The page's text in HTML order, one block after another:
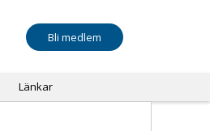
Bli medlem
Länkar